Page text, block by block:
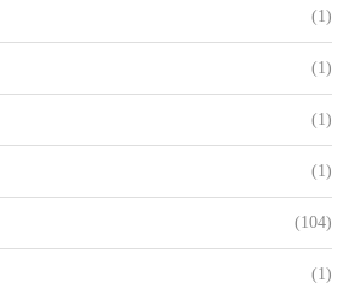
(1)
(1)
(1)
(1)
(104)
(1)